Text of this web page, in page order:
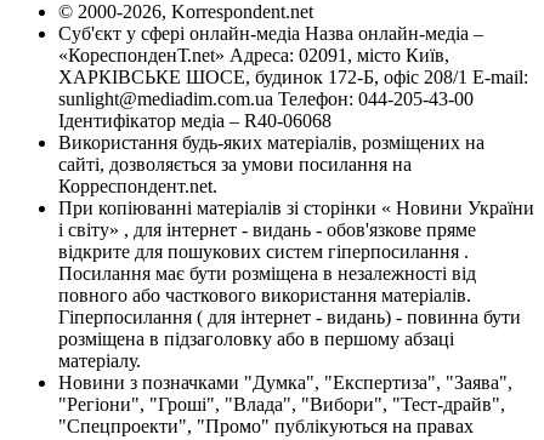
© 2000-2026, Korrespondent.net
Суб'єкт у сфері онлайн-медіа Назва онлайн-медіа –
«КореспонденТ.net» Адреса: 02091, місто Київ,
ХАРКІВСЬКЕ ШОСЕ, будинок 172-Б, офіс 208/1 E-mail:
sunlight@mediadim.com.ua Телефон: 044-205-43-00
Ідентифікатор медіа – R40-06068
Використання будь-яких матеріалів, розміщених на
сайті, дозволяється за умови посилання на
Корреспондент.net.
При копіюванні матеріалів зі сторінки « Новини України
і світу» , для інтернет - видань - обов'язкове пряме
відкрите для пошукових систем гіперпосилання .
Посилання має бути розміщена в незалежності від
повного або часткового використання матеріалів.
Гіперпосилання ( для інтернет - видань) - повинна бути
розміщена в підзаголовку або в першому абзаці
матеріалу.
Новини з позначками "Думка", "Експертиза", "Заява",
"Регіони", "Гроші", "Влада", "Вибори", "Тест-драйв",
"Спецпроекти", "Промо" публікуються на правах